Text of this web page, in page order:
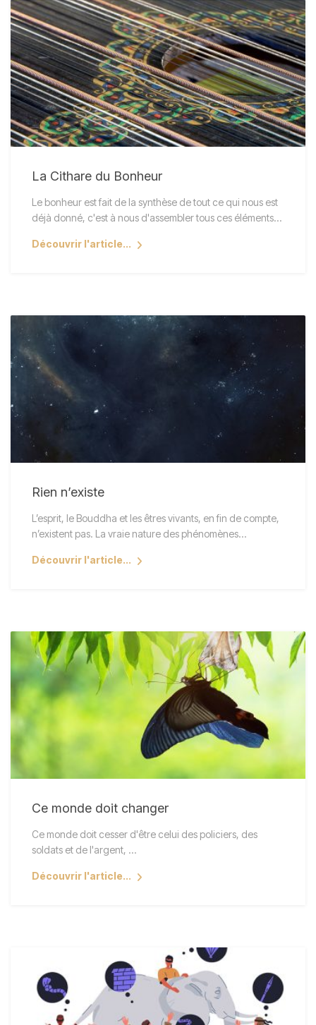
La Cithare du Bonheur
Le bonheur est fait de la synthèse de tout ce qui nous est
déjà donné, c'est à nous d'assembler tous ces éléments…
Découvrir l'article...
Rien n’existe
L’esprit, le Bouddha et les êtres vivants, en fin de compte,
n’existent pas. La vraie nature des phénomènes…
Découvrir l'article...
Ce monde doit changer
Ce monde doit cesser d'être celui des policiers, des
soldats et de l'argent, ...
Découvrir l'article...